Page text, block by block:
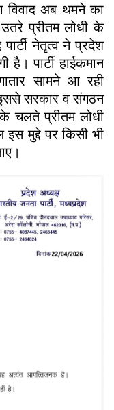
विवाद अब थमने का
प्रीतम लोधी के
नेतृत्व ने प्रदेश
है। पार्टी हाईकमान
सामने आ रही
सरकार व संगठन
चलते प्रीतम लोधी
इस मुद्दे पर किसी भी